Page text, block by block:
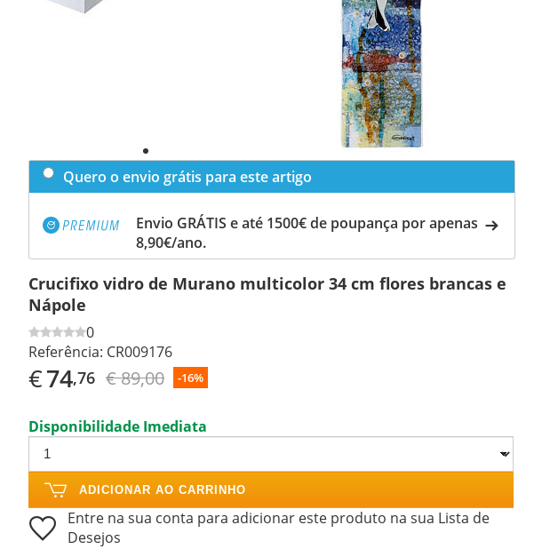
Quero o envio grátis para este artigo
Envio GRÁTIS e até 1500€ de poupança por apenas
8,90€/ano.
Crucifixo vidro de Murano multicolor 34 cm flores brancas e
Nápole
0
Referência: CR009176
€74,76 € 89,00 -16%
Disponibilidade Imediata
ADICIONAR AO CARRINHO
Entre na sua conta para adicionar este produto na sua Lista de
Desejos